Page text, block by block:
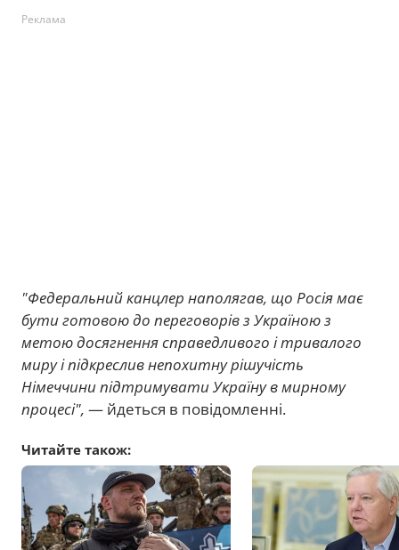
Реклама
"Федеральний канцлер наполягав, що Росія має
бути готовою до переговорів з Україною з
метою досягнення справедливого і тривалого
миру і підкреслив непохитну рішучість
Німеччини підтримувати Україну в мирному
процесі", — йдеться в повідомленні.
Читайте також: